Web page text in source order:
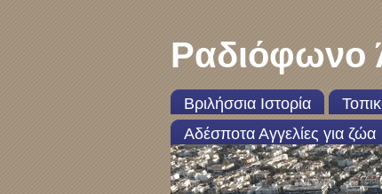
Ραδιόφωνο
Βριλήσσια Ιστορία
Αδέσποτα Αγγελίες για ζώα